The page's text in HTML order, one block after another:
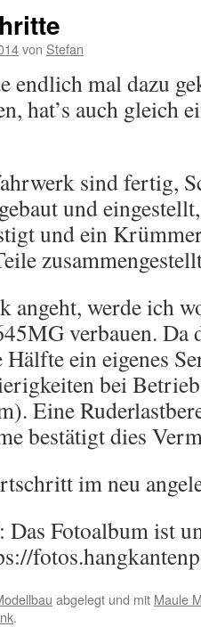
von Stefan
endlich mal dazu
hat’s auch gleich
sind fertig,
und
und ein
angeht, werde ich
verbauen. Da
ein eigenes
bei
Eine
bestätigt dies
im neu
Das Fotoalbum ist
abgelegt und mit Maule
.